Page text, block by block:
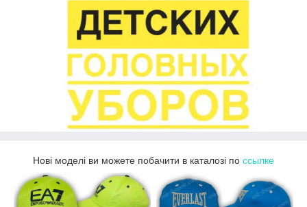
Нові моделі ви можете побачити в каталозі по ссылке